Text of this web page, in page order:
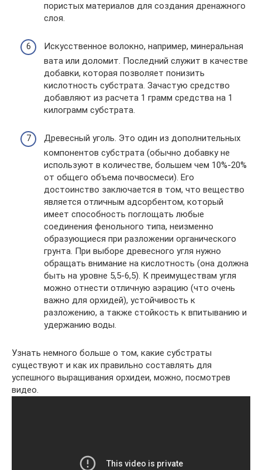
пористых материалов для создания дренажного
слоя.
Искусственное волокно, например, минеральная
вата или доломит. Последний служит в качестве
добавки, которая позволяет понизить
кислотность субстрата. Зачастую средство
добавляют из расчета 1 грамм средства на 1
килограмм субстрата.
Древесный уголь. Это один из дополнительных
компонентов субстрата (обычно добавку не
используют в количестве, большем чем 10%-20%
от общего объема почвосмеси). Его
достоинство заключается в том, что вещество
является отличным адсорбентом, который
имеет способность поглощать любые
соединения фенольного типа, неизменно
образующиеся при разложении органического
грунта. При выборе древесного угля нужно
обращать внимание на кислотность (она должна
быть на уровне 5,5-6,5). К преимуществам угля
можно отнести отличную аэрацию (что очень
важно для орхидей), устойчивость к
разложению, а также стойкость к впитыванию и
удержанию воды.
Узнать немного больше о том, какие субстраты
существуют и как их правильно составлять для
успешного выращивания орхидеи, можно, посмотрев
видео.